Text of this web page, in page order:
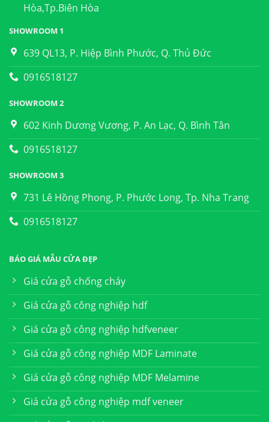
Hòa,Tp.Biên Hòa
SHOWROOM 1
639 QL13, P. Hiệp Bình Phước, Q. Thủ Đức
0916518127
SHOWROOM 2
602 Kinh Dương Vương, P. An Lạc, Q. Bình Tân
0916518127
SHOWROOM 3
731 Lê Hồng Phong, P. Phước Long, Tp. Nha Trang
0916518127
BÁO GIÁ MẪU CỬA ĐẸP
Giá cửa gỗ chống cháy
Giá cửa gỗ công nghiệp hdf
Giá cửa gỗ công nghiệp hdfveneer
Giá cửa gỗ công nghiệp MDF Laminate
Giá cửa gỗ công nghiệp MDF Melamine
Giá cửa gỗ công nghiệp mdf veneer